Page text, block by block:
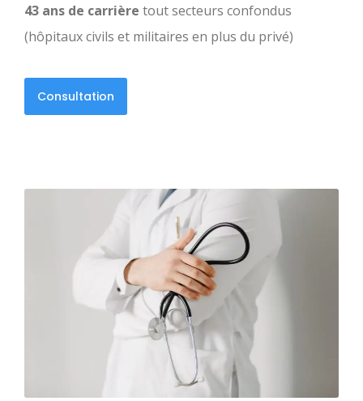
43 ans de carrière tout secteurs confondus
(hôpitaux civils et militaires en plus du privé)
Consultation